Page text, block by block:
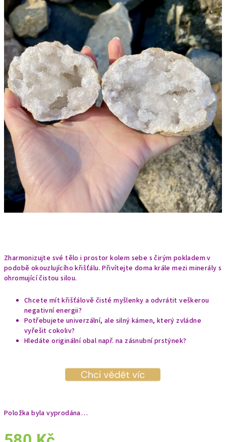
Zharmonizujte své tělo i prostor kolem sebe s čirým pokladem v
podobě okouzlujícího křišťálu. Přivítejte doma krále mezi minerály s
ohromující čistou silou.
Chcete mít křišťálově čisté myšlenky a odvrátit veškerou
negativní energii?
Potřebujete univerzální, ale silný kámen, který zvládne
vyřešit cokoliv?
Hledáte originální obal např. na zásnubní prstýnek?
Položka byla vyprodána…